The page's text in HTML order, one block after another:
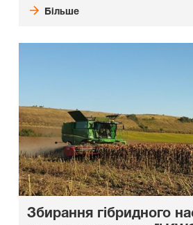
Більше
Збирання гібридного